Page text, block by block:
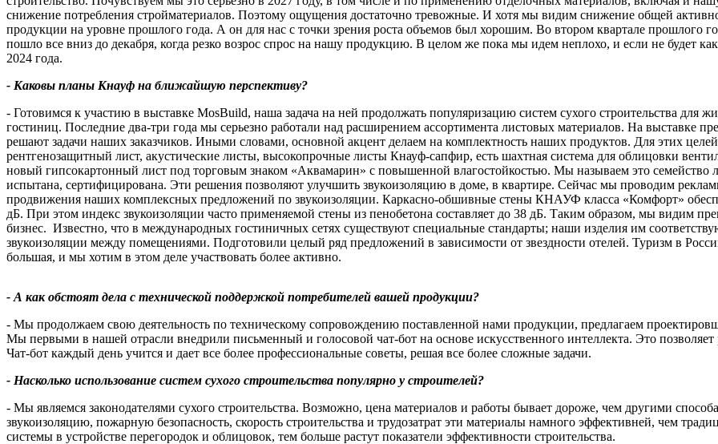
снижение потребления стройматериалов. Поэтому ощущения достаточно тревожные. И хотя мы видим снижение общей
продукции на уровне прошлого года. А он для нас с точки зрения роста объемов был хорошим. Во втором квартале прошлого
пошло все вниз до декабря, когда резко возрос спрос на нашу продукцию. В целом же пока мы идем неплохо, и если не будет
2024 года.
- Каковы планы Кнауф на ближайшую перспективу?
- Готовимся к участию в выставке MosBuild, наша задача на ней продолжать популяризацию систем сухого строительства для
гостиниц. Последние два-три года мы серьезно работали над расширением ассортимента листовых материалов. На выставке
решают задачи наших заказчиков. Иными словами, основной акцент делаем на комплектность наших продуктов. Для этих
рентгенозащитный лист, акустические листы, высокопрочные листы Кнауф-сапфир, есть шахтная система для облицовки
новый гипсокартонный лист под торговым знаком «Аквамарин» с повышенной влагостойкостью. Мы называем это семейство
испытана, сертифицирована. Эти решения позволяют улучшить звукоизоляцию в доме, в квартире. Сейчас мы проводим
продвижения наших комплексных предложений по звукоизоляции. Каркасно-обшивные стены КНАУФ класса «Комфорт»
дБ. При этом индекс звукоизоляции часто применяемой стены из пенобетона составляет до 38 дБ. Таким образом, мы видим
бизнес. Известно, что в международных гостиничных сетях существуют специальные стандарты; наши изделия им
звукоизоляции между помещениями. Подготовили целый ряд предложений в зависимости от звездности отелей. Туризм в
большая, и мы хотим в этом деле участвовать более активно.
- А как обстоят дела с технической поддержкой потребителей вашей продукции?
- Мы продолжаем свою деятельность по техническому сопровождению поставленной нами продукции, предлагаем
Мы первыми в нашей отрасли внедрили письменный и голосовой чат-бот на основе искусственного интеллекта. Это
Чат-бот каждый день учится и дает все более профессиональные советы, решая все более сложные задачи.
- Насколько использование систем сухого строительства популярно у строителей?
- Мы являемся законодателями сухого строительства. Возможно, цена материалов и работы бывает дороже, чем другими
звукоизоляцию, пожарную безопасность, скорость строительства и трудозатрат эти материалы намного эффективней, чем
системы в устройстве перегородок и облицовок, тем больше растут показатели эффективности строительства.